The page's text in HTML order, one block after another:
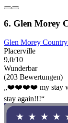
6. Glen Morey
Glen Morey
Placerville
9,0/10
Wunderbar
(203 Bewertungen)
„❤️❤️❤️❤️ my stay
stay again!!!“